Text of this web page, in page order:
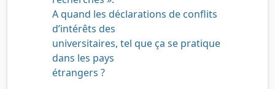
A quand les déclarations de conflits
d’intérêts des
universitaires, tel que ça se pratique
dans les pays
étrangers ?